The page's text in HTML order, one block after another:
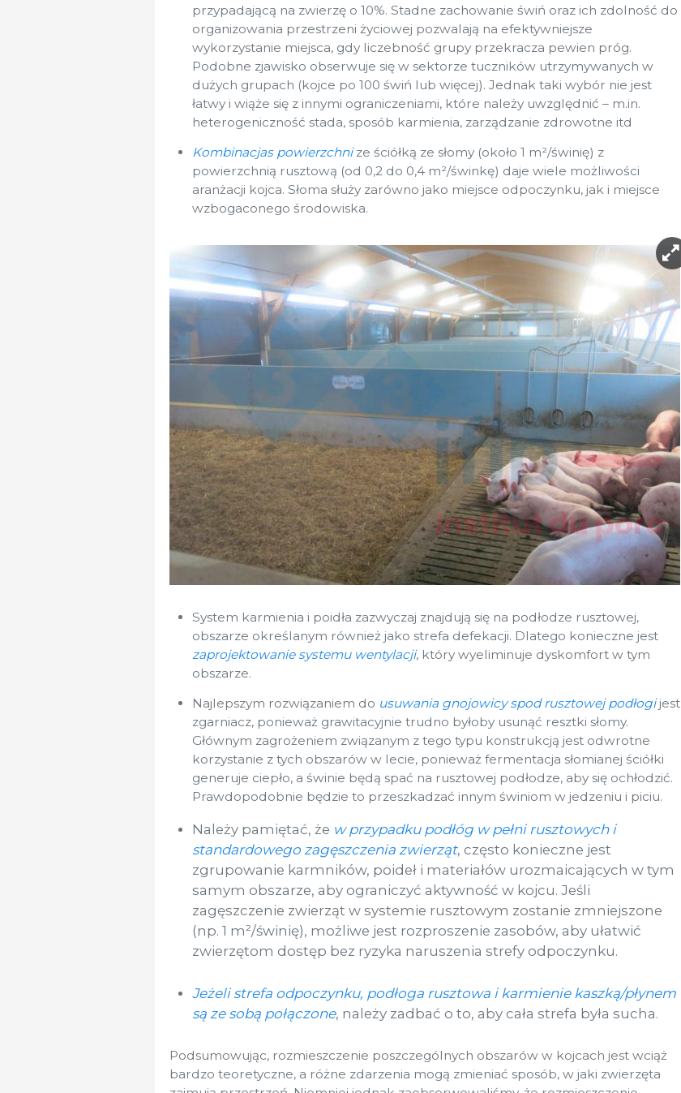
przypadającą na zwierzę o 10%. Stadne zachowanie świń oraz ich zdolność do
organizowania przestrzeni życiowej pozwalają na efektywniejsze
wykorzystanie miejsca, gdy liczebność grupy przekracza pewien próg.
Podobne zjawisko obserwuje się w sektorze tuczników utrzymywanych w
dużych grupach (kojce po 100 świń lub więcej). Jednak taki wybór nie jest
łatwy i wiąże się z innymi ograniczeniami, które należy uwzględnić – m.in.
heterogeniczność stada, sposób karmienia, zarządzanie zdrowotne itd
Kombinacjas powierzchnize ściółką ze słomy (około 1 m²/świnię) z
powierzchnią rusztową (od 0,2 do 0,4 m²/świnkę) daje wiele możliwości
aranżacji kojca. Słoma służy zarówno jako miejsce odpoczynku, jak i miejsce
wzbogaconego środowiska.
System karmienia i poidła zazwyczaj znajdują się na podłodze rusztowej,
obszarze określanym również jako strefa defekacji. Dlatego konieczne jest
zaprojektowanie systemu wentylacji, który wyeliminuje dyskomfort w tym
obszarze.
Najlepszym rozwiązaniem do usuwania gnojowicy spod rusztowej podłogijest
zgarniacz, ponieważ grawitacyjnie trudno byłoby usunąć resztki słomy.
Głównym zagrożeniem związanym z tego typu konstrukcją jest odwrotne
korzystanie z tych obszarów w lecie, ponieważ fermentacja słomianej ściółki
generuje ciepło, a świnie będą spać na rusztowej podłodze, aby się ochłodzić.
Prawdopodobnie będzie to przeszkadzać innym świniom w jedzeniu i piciu.
Należy pamiętać, że w przypadku podłóg w pełni rusztowych i
standardowego zagęszczenia zwierząt, często konieczne jest
zgrupowanie karmników, poideł i materiałów urozmaicających w tym
samym obszarze, aby ograniczyć aktywność w kojcu. Jeśli
zagęszczenie zwierząt w systemie rusztowym zostanie zmniejszone
(np. 1 m²/świnię), możliwe jest rozproszenie zasobów, aby ułatwić
zwierzętom dostęp bez ryzyka naruszenia strefy odpoczynku.
Jeżeli strefa odpoczynku, podłoga rusztowa i karmienie kaszką/płynem
są ze sobą połączone, należy zadbać o to, aby cała strefa była sucha.
Podsumowując, rozmieszczenie poszczególnych obszarów w kojcach jest wciąż
bardzo teoretyczne, a różne zdarzenia mogą zmieniać sposób, w jaki zwierzęta